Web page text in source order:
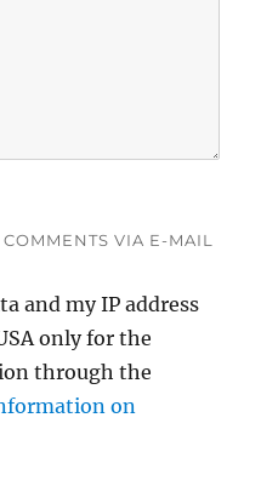
VIA E-MAIL
and my IP address
only for the
through the
on